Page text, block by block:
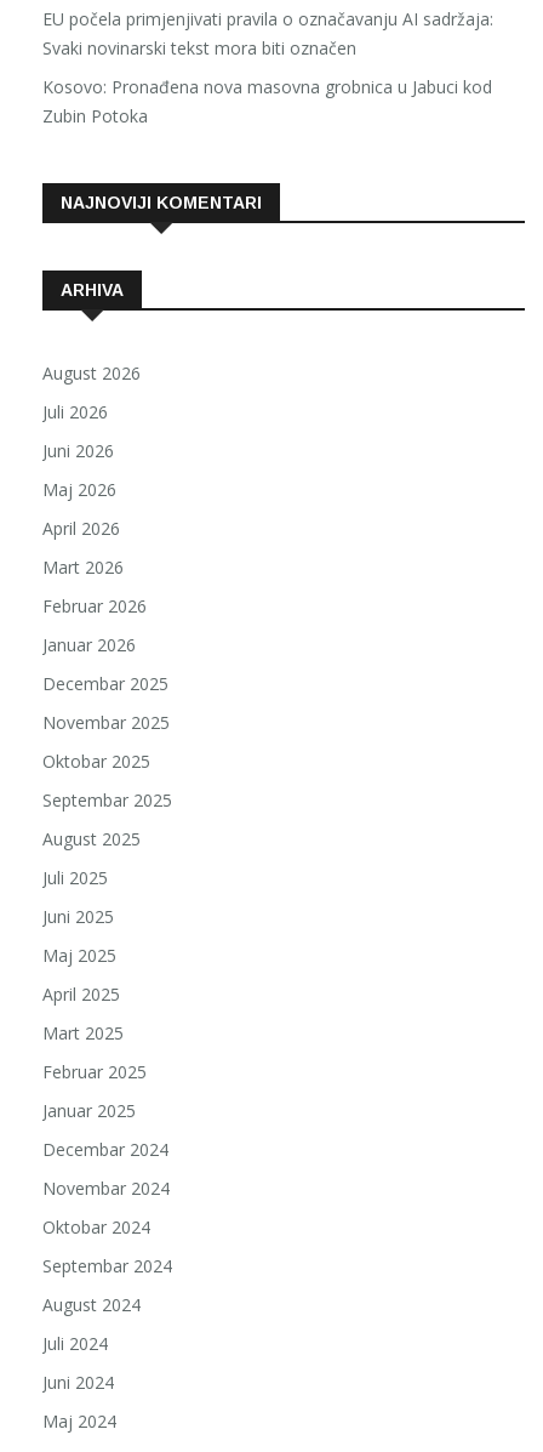
EU počela primjenjivati pravila o označavanju AI sadržaja:
Svaki novinarski tekst mora biti označen
Kosovo: Pronađena nova masovna grobnica u Jabuci kod
Zubin Potoka
NAJNOVIJI KOMENTARI
ARHIVA
August 2026
Juli 2026
Juni 2026
Maj 2026
April 2026
Mart 2026
Februar 2026
Januar 2026
Decembar 2025
Novembar 2025
Oktobar 2025
Septembar 2025
August 2025
Juli 2025
Juni 2025
Maj 2025
April 2025
Mart 2025
Februar 2025
Januar 2025
Decembar 2024
Novembar 2024
Oktobar 2024
Septembar 2024
August 2024
Juli 2024
Juni 2024
Maj 2024